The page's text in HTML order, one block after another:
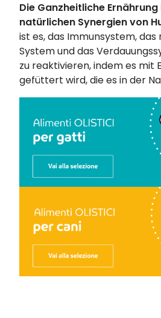
Die Ganzheitliche
natürlichen Synergien von
ist es, das Immunsystem,
System und das
zu reaktivieren, indem es mit
gefüttert wird, die es in der